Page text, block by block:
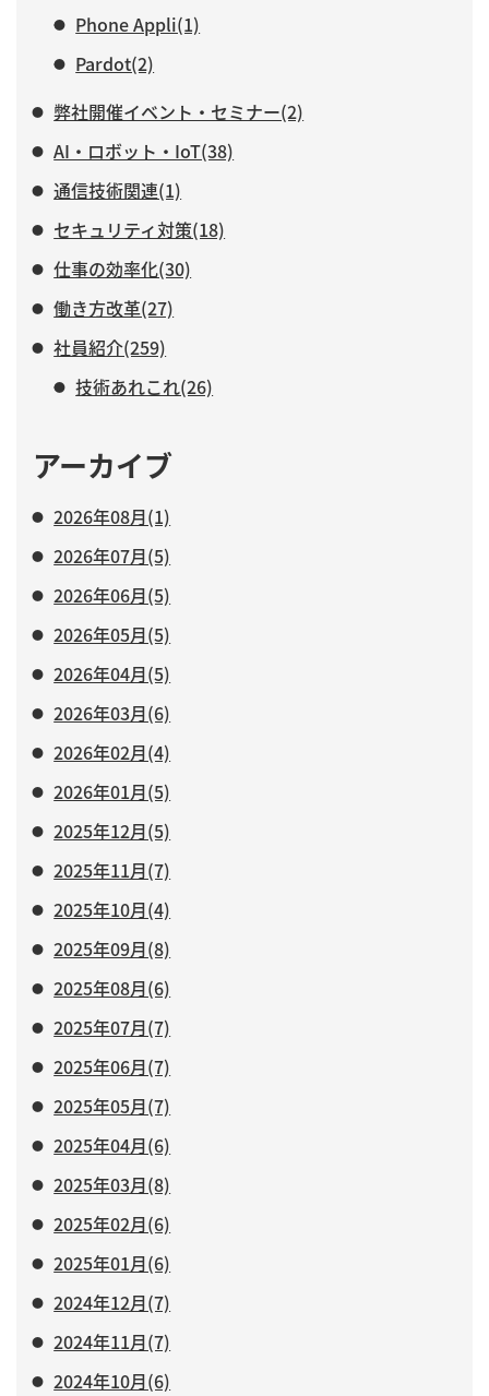
Phone Appli(1)
Pardot(2)
弊社開催イベント・セミナー(2)
AI・ロボット・IoT(38)
通信技術関連(1)
セキュリティ対策(18)
仕事の効率化(30)
働き方改革(27)
社員紹介(259)
技術あれこれ(26)
アーカイブ
2026年08月(1)
2026年07月(5)
2026年06月(5)
2026年05月(5)
2026年04月(5)
2026年03月(6)
2026年02月(4)
2026年01月(5)
2025年12月(5)
2025年11月(7)
2025年10月(4)
2025年09月(8)
2025年08月(6)
2025年07月(7)
2025年06月(7)
2025年05月(7)
2025年04月(6)
2025年03月(8)
2025年02月(6)
2025年01月(6)
2024年12月(7)
2024年11月(7)
2024年10月(6)